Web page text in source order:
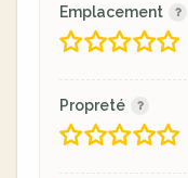
Emplacement
Propreté